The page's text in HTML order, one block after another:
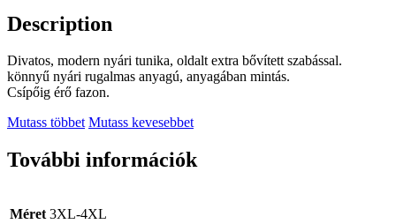
Description
Divatos, modern nyári tunika, oldalt extra bővített szabással.
könnyű nyári rugalmas anyagú, anyagában mintás.
Csípőig érő fazon.
Mutass többet Mutass kevesebbet
További információk
Méret 3XL-4XL